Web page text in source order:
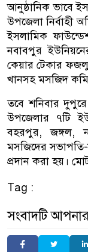
আনুষ্ঠানিক ভাবে
উপজেলা নির্বাহী
ইসলামিক
নবাবপুর
কেয়ার টেকার
খানসহ মসজিদ
তবে শনিবার
উপজেলার ৭টি
বহরপুর, জঙ্গল,
মসজিদের
প্রদান করা হয়।
Tag :
সংবাদটি